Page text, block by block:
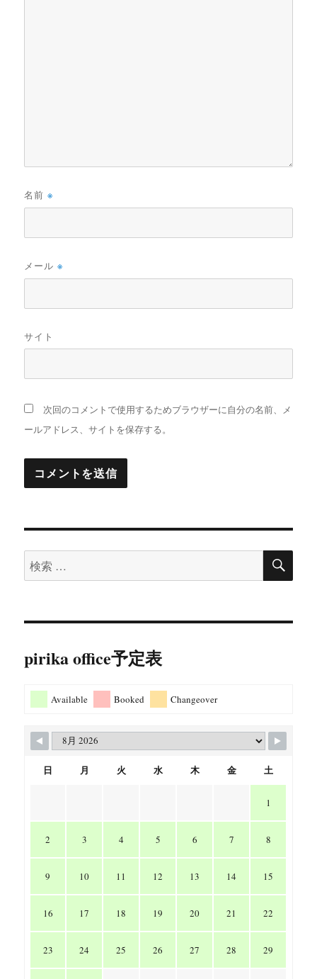
名前※
メール※
サイト
次回のコメントで使用するためブラウザーに自分の名前、メ
ールアドレス、サイトを保存する。
検
索:
検
pirika office予定表
Available Booked Changeover
日 月 火 水 木 金 土
1
2 3 4 5 6 7 8
9 10 11 12 13 14 15
16 17 18 19 20 21 22
23 24 25 26 27 28 29